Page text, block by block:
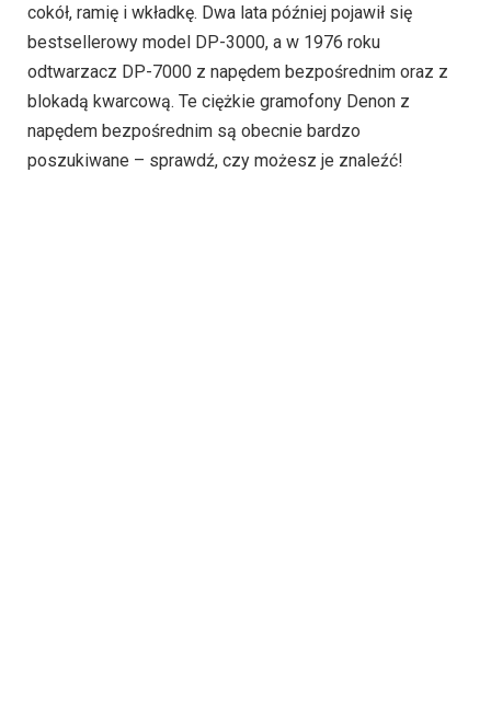
cokół, ramię i wkładkę. Dwa lata później pojawił się
bestsellerowy model DP-3000, a w 1976 roku
odtwarzacz DP-7000 z napędem bezpośrednim oraz z
blokadą kwarcową. Te ciężkie gramofony Denon z
napędem bezpośrednim są obecnie bardzo
poszukiwane – sprawdź, czy możesz je znaleźć!